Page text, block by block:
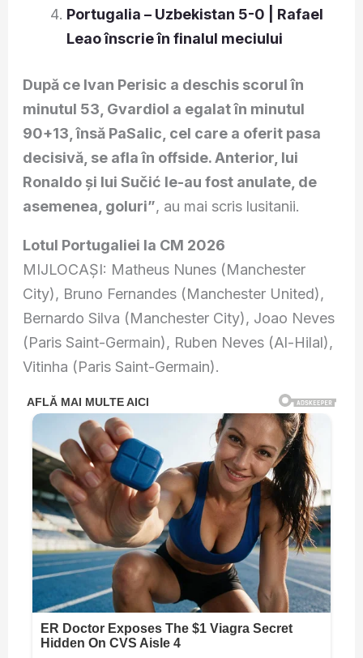
Portugalia – Uzbekistan 5-0 | Rafael
Leao înscrie în finalul meciului
După ce Ivan Perisic a deschis scorul în
minutul 53, Gvardiol a egalat în minutul
90+13, însă PaSalic, cel care a oferit pasa
decisivă, se afla în offside. Anterior, lui
Ronaldo și lui Sučić le-au fost anulate, de
asemenea, goluri”, au mai scris lusitanii.
Lotul Portugaliei la CM 2026
MIJLOCAȘI: Matheus Nunes (Manchester
City), Bruno Fernandes (Manchester United),
Bernardo Silva (Manchester City), Joao Neves
(Paris Saint-Germain), Ruben Neves (Al-Hilal),
Vitinha (Paris Saint-Germain).